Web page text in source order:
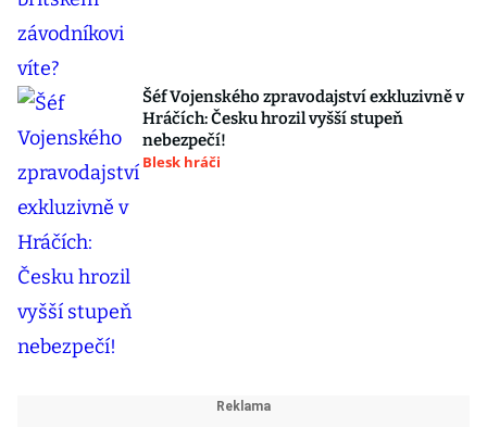
Šéf Vojenského zpravodajství exkluzivně v
Hráčích: Česku hrozil vyšší stupeň
nebezpečí!
Blesk hráči